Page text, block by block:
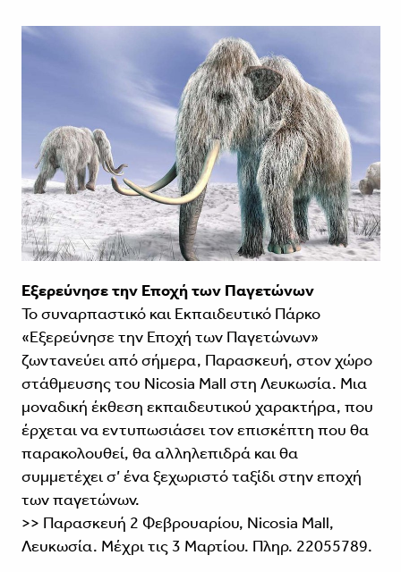
Εξερεύνησε την Εποχή των Παγετώνων
Το συναρπαστικό και Εκπαιδευτικό Πάρκο
«Εξερεύνησε την Εποχή των Παγετώνων»
ζωντανεύει από σήμερα, Παρασκευή, στον χώρο
στάθμευσης του Nicosia Mall στη Λευκωσία. Μια
μοναδική έκθεση εκπαιδευτικού χαρακτήρα, που
έρχεται να εντυπωσιάσει τον επισκέπτη που θα
παρακολουθεί, θα αλληλεπιδρά και θα
συμμετέχει σ’ ένα ξεχωριστό ταξίδι στην εποχή
των παγετώνων.
>> Παρασκευή 2 Φεβρουαρίου, Nicosia Mall,
Λευκωσία. Μέχρι τις 3 Μαρτίου. Πληρ. 22055789.